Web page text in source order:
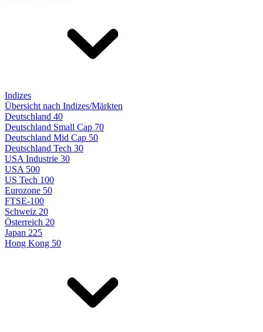
Indizes
Übersicht nach Indizes/Märkten
Deutschland 40
Deutschland Small Cap 70
Deutschland Mid Cap 50
Deutschland Tech 30
USA Industrie 30
USA 500
US Tech 100
Eurozone 50
FTSE-100
Schweiz 20
Österreich 20
Japan 225
Hong Kong 50